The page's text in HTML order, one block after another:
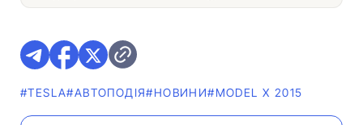
#TESLA#АВТОПОДІЯ#НОВИНИ#MODEL X 2015